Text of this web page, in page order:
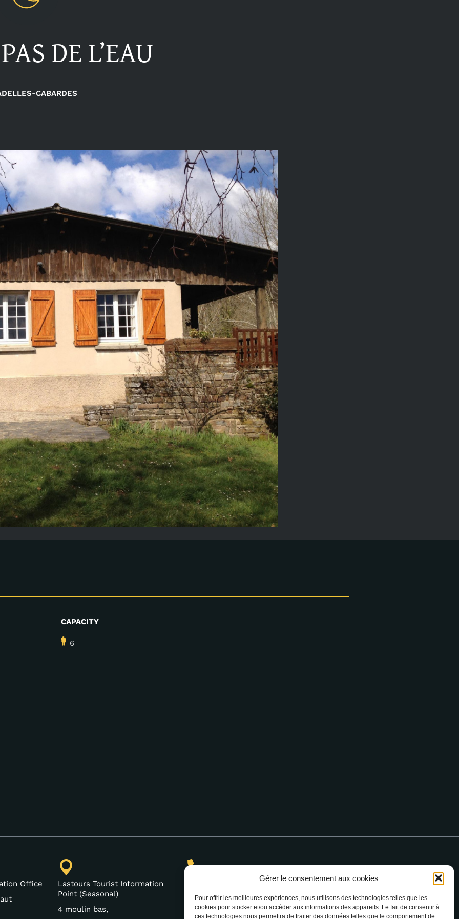
Gérer le consentement aux cookies
Pour offrir les meilleures expériences, nous utilisons des technologies telles que les
cookies pour stocker et/ou accéder aux informations des appareils. Le fait de consentir à
ces technologies nous permettra de traiter des données telles que le comportement de
DE L’EAU
CABARDES
CAPACITY
6
Office
Lastours Tourist Information
Point (Seasonal)
4 moulin bas,
(+33) 4 68 76 64 90